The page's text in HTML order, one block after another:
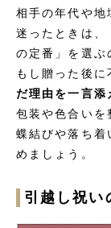
相手の年代や地
迷ったときは、
の定番」を選ぶ
もし贈った後に
だ理由を一言添
包装や色合いを
蝶結びや落ち着
めましょう。
引越し祝い